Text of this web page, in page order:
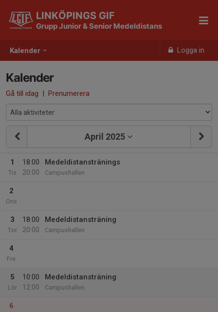
Kalender Logga in
LINKÖPINGS GIF
Grupp Junior & Senior Medeldistans
Kalender
Gå till idag | Prenumerera
April 2025
1
Tis
18:00
20:00
Medeldistanstränings
Campushallen
2
Ons
3
Tor
18:00
20:00
Medeldistansträning
Campushallen
4
Fre
5
Lör
10:00
12:00
Medeldistansträning
Campushallen
6